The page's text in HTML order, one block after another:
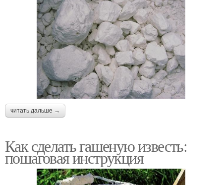
читать дальше →
Как сделать гашеную известь:
пошаговая инструкция